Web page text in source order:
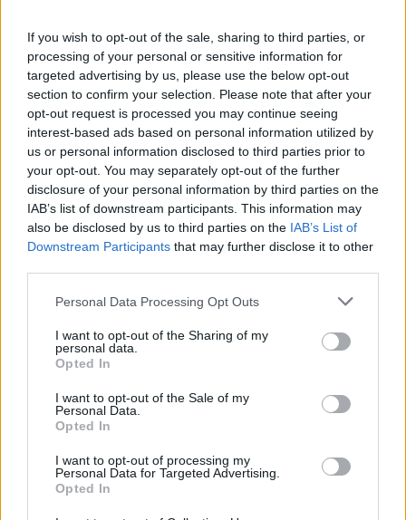
If you wish to opt-out of the sale, sharing to third parties, or
processing of your personal or sensitive information for
targeted advertising by us, please use the below opt-out
section to confirm your selection. Please note that after your
opt-out request is processed you may continue seeing
interest-based ads based on personal information utilized by
us or personal information disclosed to third parties prior to
your opt-out. You may separately opt-out of the further
disclosure of your personal information by third parties on the
IAB’s list of downstream participants. This information may
also be disclosed by us to third parties on the IAB’s List of
Downstream Participants that may further disclose it to other
Please note that this website/app uses one or more Google
not limited to your visit or usage behaviour. You may click to
grant or deny consent to Google and its third-party tags to
use your data for below specified purposes in below Google
consent section.
Personal Data Processing Opt Outs
I want to opt-out of the Sharing of my
personal data.
Opted In
I want to opt-out of the Sale of my
Personal Data.
Opted In
I want to opt-out of processing my
Personal Data for Targeted Advertising.
Opted In